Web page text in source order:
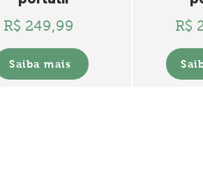
R$ 249,99
Saiba mais
R$